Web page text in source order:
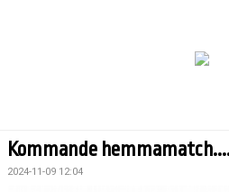
KALENDER
Kommande
2024-11-09 12:04